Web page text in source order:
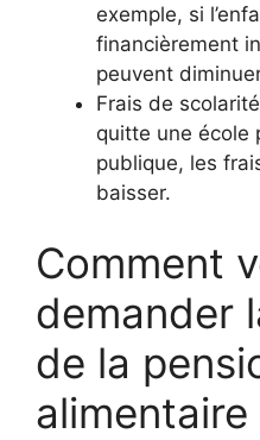
exemple, si
financièrement
peuvent
Frais de
quitte une école
publique, les
baisser.
Comment
demander
de la
alimentaire